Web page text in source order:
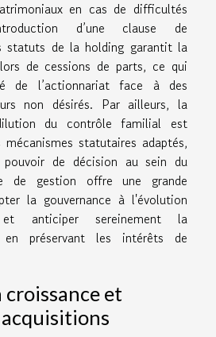
en cas de difficultés
d’une clause de
statuts de la holding garantit la
de cessions de parts, ce qui
de l’actionnariat face à des
non désirés. Par ailleurs, la
du contrôle familial est
statutaires adaptés,
de décision au sein du
de gestion offre une grande
la gouvernance à l'évolution
anticiper sereinement la
préservant les intérêts de
et